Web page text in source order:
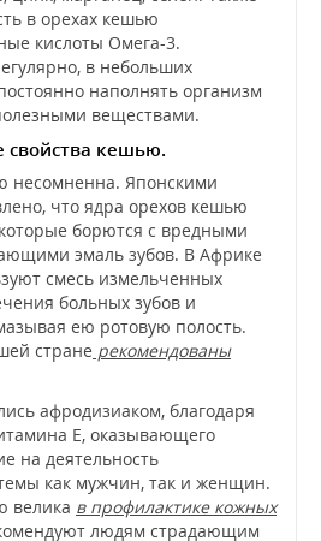
в орехах кешью
кислоты Омега-3.
в небольших
наполнять организм
веществами.
свойства кешью.
несомненна. Японскими
что ядра орехов кешью
борются с вредными
эмаль зубов. В Африке
смесь измельченных
больных зубов и
ею ротовую полость.
стране рекомендованы
афродизиаком, благодаря
Е, оказывающего
на деятельность
как мужчин, так и женщин.
велика в профилактике кожных
людям страдающим